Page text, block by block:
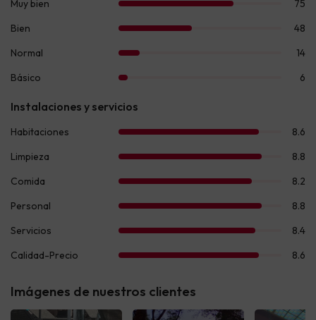
Imágenes de nuestros clientes